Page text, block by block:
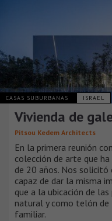
CASAS SUBURBANAS ISRAEL
Vivienda de
Pitsou Kedem Architects
En la primera reunión
colección de arte que
de 20 años. Nos solicitó
capaz de dar la misma
que a la ubicación de
natural y como telón
familiar.